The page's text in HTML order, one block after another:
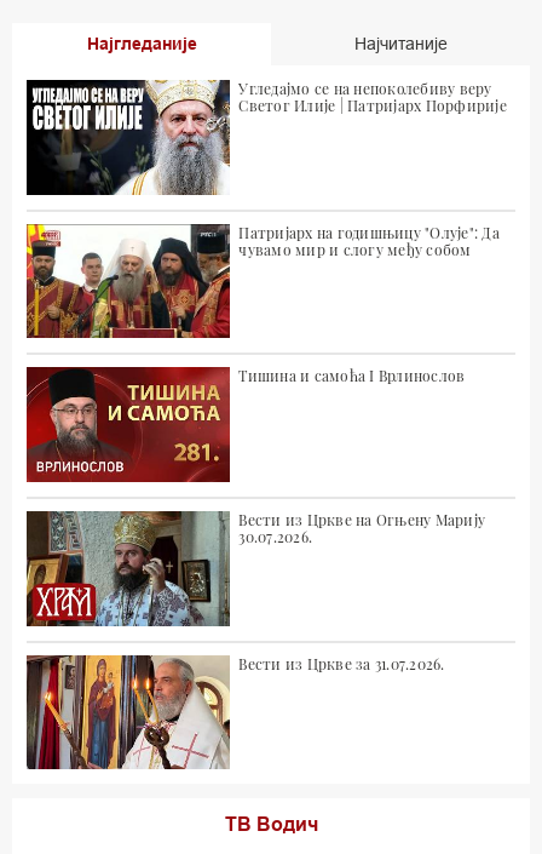
Најгледаније Најчитаније
Угледајмо се на непоколебиву веру
Светог Илије | Патријарх Порфирије
Патријарх на годишњицу "Олује": Да
чувамо мир и слогу међу собом
Тишина и самоћа I Врлинослов
Вести из Цркве на Огњену Марију
30.07.2026.
Вести из Цркве за 31.07.2026.
ТВ Водич